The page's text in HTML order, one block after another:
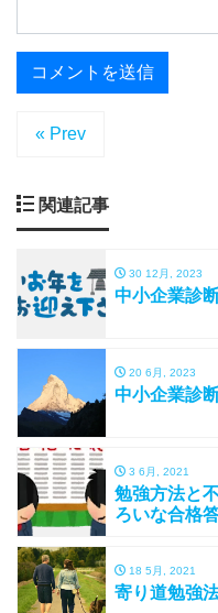
« Prev
関連記事
30 12月, 2023
中小企業診
20 6月, 2023
中小企業診
3 6月, 2021
勉強方法と
ろいな合格
18 5月, 2021
寄り道勉強